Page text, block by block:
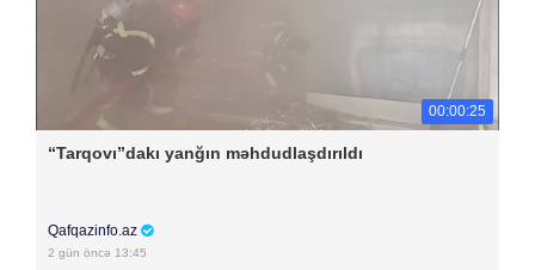
00:00:25
“Tarqovı”dakı yanğın məhdudlaşdırıldı
Qafqazinfo.az
2 gün öncə 13:45